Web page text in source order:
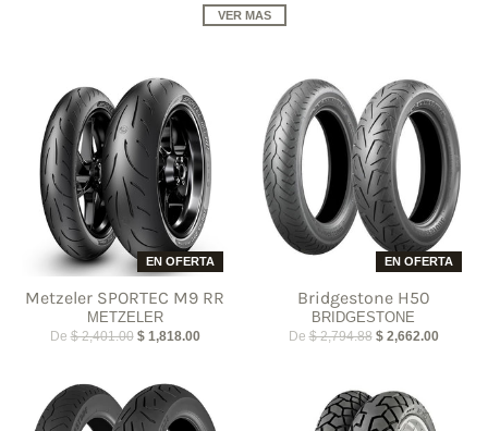
VER MAS
EN OFERTA
Metzeler SPORTEC M9 RR
METZELER
De $ 2,401.00 $ 1,818.00
EN OFERTA
Bridgestone H50
BRIDGESTONE
De $ 2,794.88 $ 2,662.00